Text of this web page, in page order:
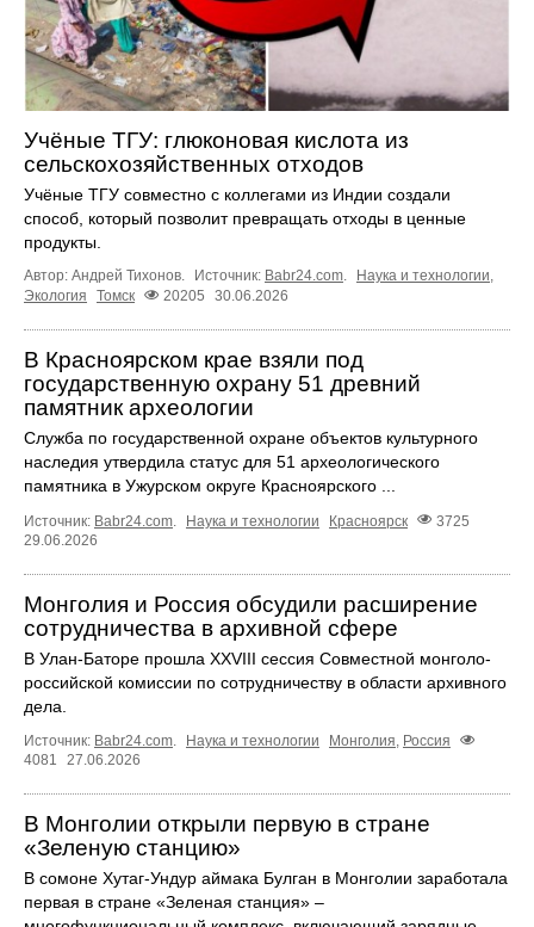
Учёные ТГУ: глюконовая кислота из
сельскохозяйственных отходов
Учёные ТГУ совместно с коллегами из Индии создали
способ, который позволит превращать отходы в ценные
продукты.
Автор: Андрей Тихонов. Источник: Babr24.com. Наука и технологии,
Экология
Томск 20205 30.06.2026
В Красноярском крае взяли под
государственную охрану 51 древний
памятник археологии
Служба по государственной охране объектов культурного
наследия утвердила статус для 51 археологического
памятника в Ужурском округе Красноярского ...
Источник: Babr24.com Наука и технологии Красноярск
3725
29.06.2026
Монголия и Россия обсудили расширение
сотрудничества в архивной сфере
В Улан-Баторе прошла XXVIII сессия Совместной монголо-
российской комиссии по сотрудничеству в области архивного
дела.
Источник: Babr24.com Наука и технологии Монголия Россия
4081
27.06.2026
В Монголии открыли первую в стране
«Зеленую станцию»
В сомоне Хутаг-Ундур аймака Булган в Монголии заработала
первая в стране «Зеленая станция» –